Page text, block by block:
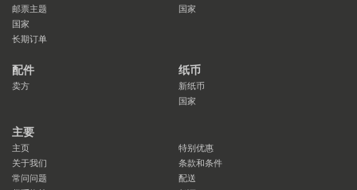
邮票主题
国家
长期订单
国家
配件
卖方
纸币
新纸币
国家
主要
主页
特别优惠
关于我们
条款和条件
常问问题
配送